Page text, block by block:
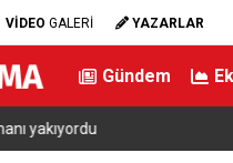
VİDEO GALERİ YAZARLAR
Gündem
Avrupa Şampiyonu Oldu